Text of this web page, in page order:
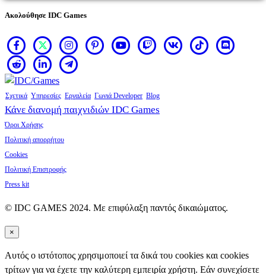
Ακολούθησε IDC Games
Σχετικά Υπηρεσίες Εργαλεία Γωνιά Developer Blog
Κάνε διανομή παιχνιδιών IDC Games
Όροι Χρήσης
Πολιτική απορρήτου
Cookies
Πολιτική Επιστροφής
Press kit
© IDC GAMES 2024. Με επιφύλαξη παντός δικαιώματος.
×
Αυτός ο ιστότοπος χρησιμοποιεί τα δικά του cookies και cookies
τρίτων για να έχετε την καλύτερη εμπειρία χρήστη. Εάν συνεχίσετε